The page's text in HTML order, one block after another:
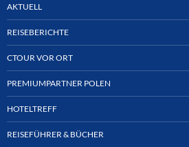
AKTUELL
REISEBERICHTE
CTOUR VOR ORT
PREMIUMPARTNER POLEN
HOTELTREFF
REISEFÜHRER & BÜCHER